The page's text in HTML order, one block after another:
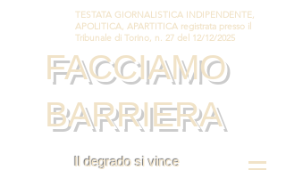
TESTATA GIORNALISTICA INDIPENDENTE,
APOLITICA, APARTITICA registrata presso il
Tribunale di Torino, n. 27 del 12/12/2025
FACCIAMO
BARRIERA
Il degrado si vince